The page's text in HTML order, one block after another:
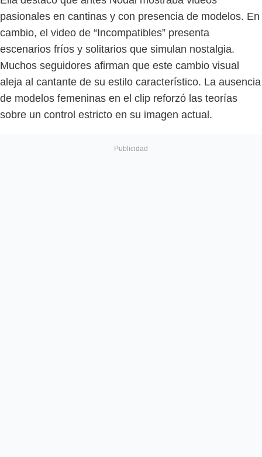
pasionales en cantinas y con presencia de modelos. En
cambio, el video de “Incompatibles” presenta
escenarios fríos y solitarios que simulan nostalgia.
Muchos seguidores afirman que este cambio visual
aleja al cantante de su estilo característico. La ausencia
de modelos femeninas en el clip reforzó las teorías
sobre un control estricto en su imagen actual.